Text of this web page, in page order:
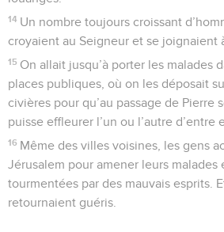
14 Un nombre toujours croissant
croyaient au Seigneur et se joignaient
15 On allait jusqu’à porter les malades
places publiques, où on les déposait
civières pour qu’au passage de Pierre
puisse effleurer l’un ou l’autre d’entre
16 Même des villes voisines, les gens
Jérusalem pour amener leurs malades
tourmentées par des mauvais esprits.
retournaient guéris.